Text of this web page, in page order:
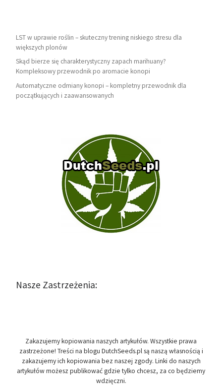
LST w uprawie roślin – skuteczny trening niskiego stresu dla
większych plonów
Skąd bierze się charakterystyczny zapach marihuany?
Kompleksowy przewodnik po aromacie konopi
Automatyczne odmiany konopi – kompletny przewodnik dla
początkujących i zaawansowanych
Nasze Zastrzeżenia:
Zakazujemy kopiowania naszych artykułów. Wszystkie prawa
zastrzeżone! Treści na blogu DutchSeeds.pl są naszą własnością i
zakazujemy ich kopiowania bez naszej zgody. Linki do naszych
artykułów możesz publikować gdzie tylko chcesz, za co będziemy
wdzięczni.